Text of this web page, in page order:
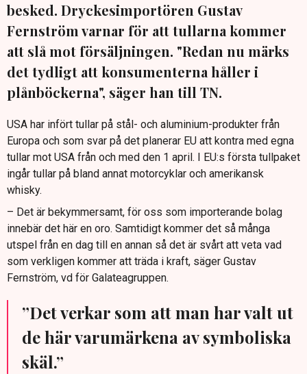
besked. Dryckesimportören Gustav
Fernström varnar för att tullarna kommer
att slå mot försäljningen. "Redan nu märks
det tydligt att konsumenterna håller i
plånböckerna", säger han till TN.
USA har infört tullar på stål- och aluminium-produkter från
Europa och som svar på det planerar EU att kontra med egna
tullar mot USA från och med den 1 april. I EU:s första tullpaket
ingår tullar på bland annat motorcyklar och amerikansk
whisky.
– Det är bekymmersamt, för oss som importerande bolag
innebär det här en oro. Samtidigt kommer det så många
utspel från en dag till en annan så det är svårt att veta vad
som verkligen kommer att träda i kraft, säger Gustav
Fernström, vd för Galateagruppen.
”Det verkar som att man har valt ut
de här varumärkena av symboliska
skäl.”